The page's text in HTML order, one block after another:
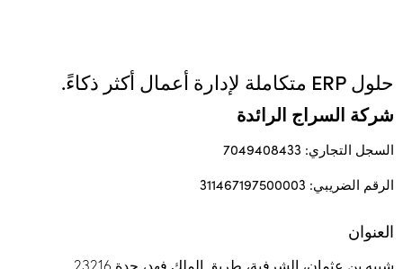
حلول ERP متكاملة لإدارة أعمال أكثر ذكاءً.
شركة السراج الرائدة
السجل التجاري: 7049408433
الرقم الضريبي: 311467197500003
العنوان
شيبه بن عثمان، الشرفية، طريق الملك فهد، جدة 23216